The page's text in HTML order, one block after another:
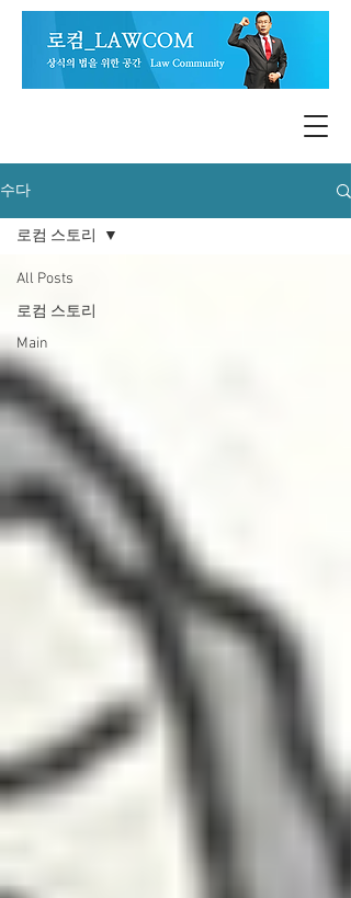
수다
All Posts
로컴 스토리
Main
로컴 스토리